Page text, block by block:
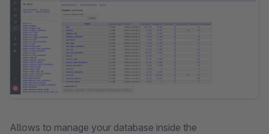
Allows to manage your database inside the